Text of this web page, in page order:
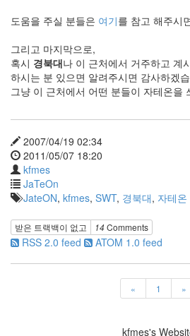
도움을 주실 분들은 여기를 참고 해주시
그리고 마지막으로,
혹시 경북대나 이 근처에서 거주하고 계
하시는 분 있으면 알려주시면 감사하겠
그냥 이 근처에서 어떤 분들이 자테온을
2007/04/19 02:34
2011/05/07 18:20
kfmes
JaTeOn
JateON, kfmes, SWT, 경북대, 자테온
받은 트랙백이 없고 14Comments
RSS 2.0 feed ATOM 1.0 feed
« 1 »
kfmes's